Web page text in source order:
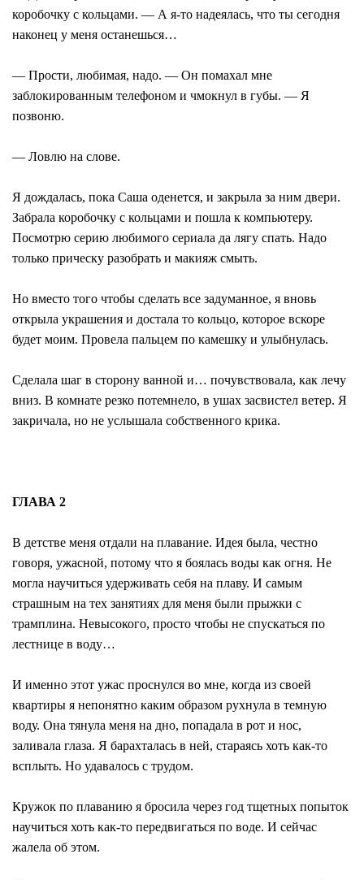
коробочку с кольцами. — А я-то надеялась, что ты сегодня
наконец у меня останешься…
— Прости, любимая, надо. — Он помахал мне
заблокированным телефоном и чмокнул в губы. — Я
позвоню.
— Ловлю на слове.
Я дождалась, пока Саша оденется, и закрыла за ним двери.
Забрала коробочку с кольцами и пошла к компьютеру.
Посмотрю серию любимого сериала да лягу спать. Надо
только прическу разобрать и макияж смыть.
Но вместо того чтобы сделать все задуманное, я вновь
открыла украшения и достала то кольцо, которое вскоре
будет моим. Провела пальцем по камешку и улыбнулась.
Сделала шаг в сторону ванной и… почувствовала, как лечу
вниз. В комнате резко потемнело, в ушах засвистел ветер. Я
закричала, но не услышала собственного крика.
ГЛАВА 2
В детстве меня отдали на плавание. Идея была, честно
говоря, ужасной, потому что я боялась воды как огня. Не
могла научиться удерживать себя на плаву. И самым
страшным на тех занятиях для меня были прыжки с
трамплина. Невысокого, просто чтобы не спускаться по
лестнице в воду…
И именно этот ужас проснулся во мне, когда из своей
квартиры я непонятно каким образом рухнула в темную
воду. Она тянула меня на дно, попадала в рот и нос,
заливала глаза. Я барахталась в ней, стараясь хоть как-то
всплыть. Но удавалось с трудом.
Кружок по плаванию я бросила через год тщетных попыток
научиться хоть как-то передвигаться по воде. И сейчас
жалела об этом.